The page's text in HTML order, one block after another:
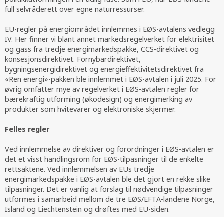
full selvråderett over egne naturressurser.
EU-regler på energiområdet innlemmes i EØS-avtalens vedlegg
IV. Her finner vi blant annet markedsregelverket for elektrisitet
og gass fra tredje energimarkedspakke, CCS-direktivet og
konsesjonsdirektivet. Fornybardirektivet,
bygningsenergidirektivet og energieffektivitetsdirektivet fra
«Ren energi»-pakken ble innlemmet i EØS-avtalen i juli 2025. For
øvrig omfatter mye av regelverket i EØS-avtalen regler for
bærekraftig utforming (økodesign) og energimerking av
produkter som hvitevarer og elektroniske skjermer.
Felles regler
Ved innlemmelse av direktiver og forordninger i EØS-avtalen er
det et visst handlingsrom for EØS-tilpasninger til de enkelte
rettsaktene. Ved innlemmelsen av EUs tredje
energimarkedspakke i EØS-avtalen ble det gjort en rekke slike
tilpasninger. Det er vanlig at forslag til nødvendige tilpasninger
utformes i samarbeid mellom de tre EØS/EFTA-landene Norge,
Island og Liechtenstein og drøftes med EU-siden.